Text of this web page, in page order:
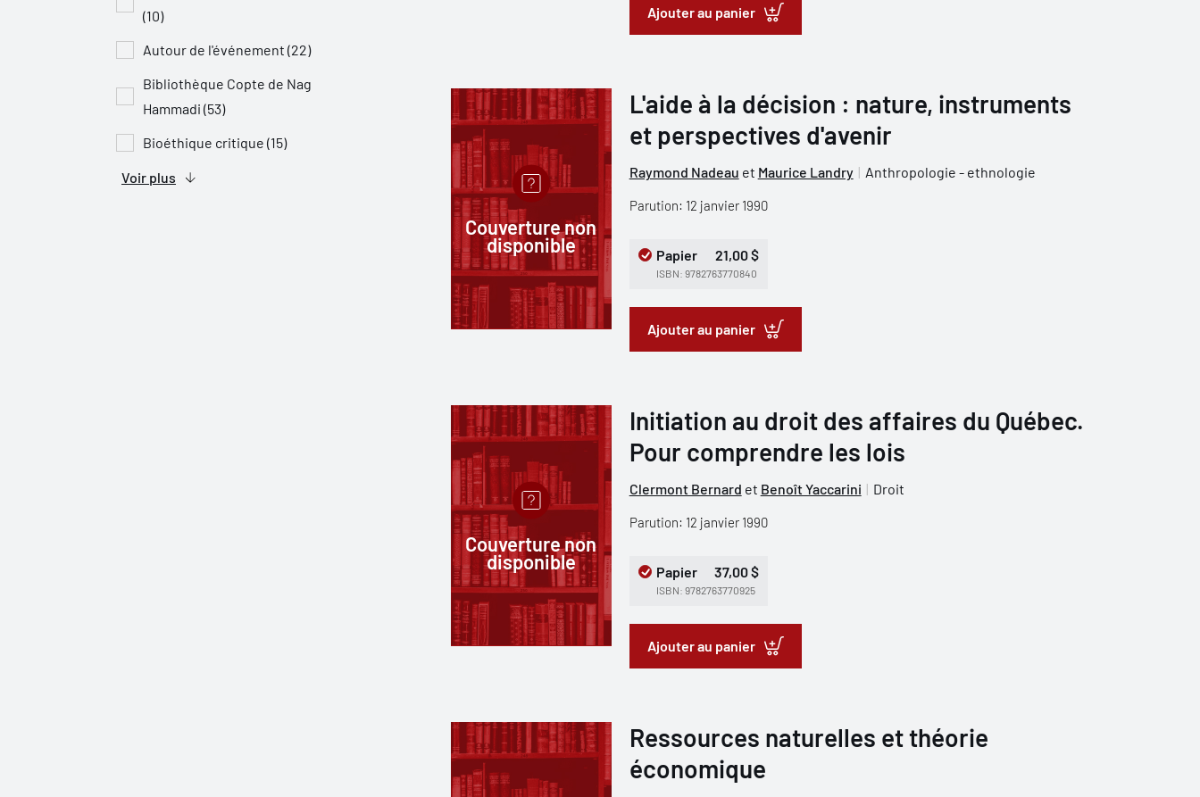
(10)
Autour de l'événement (22)
Bibliothèque Copte de Nag
Hammadi (53)
Bioéthique critique (15)
Voir plus
Ajouter au panier
Couverture non
disponible
L'aide à la décision : nature, instruments
et perspectives d'avenir
Raymond Nadeau et Maurice Landry Anthropologie - ethnologie
Parution: 12 janvier 1990
Papier 21,00 $
ISBN: 9782763770840
Ajouter au panier
Couverture non
disponible
Initiation au droit des affaires du Québec.
Pour comprendre les lois
Clermont Bernard et Benoît Yaccarini Droit
Parution: 12 janvier 1990
Papier 37,00 $
ISBN: 9782763770925
Ajouter au panier
Ressources naturelles et théorie
économique